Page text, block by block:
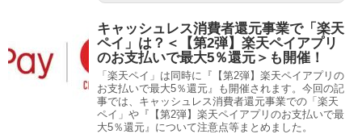
キャッシュレス消費者還元事業で「楽天
ペイ」は？＜【第2弾】楽天ペイアプリ
のお支払いで最大5％還元＞も開催！
「楽天ペイ」は同時に『【第2弾】楽天ペイアプリの
お支払いで最大5％還元』も開催されます。今回の記
事では、キャッシュレス消費者還元事業での「楽天
ペイ」や『【第2弾】楽天ペイアプリのお支払いで最
大5％還元』について注意点等まとめました。